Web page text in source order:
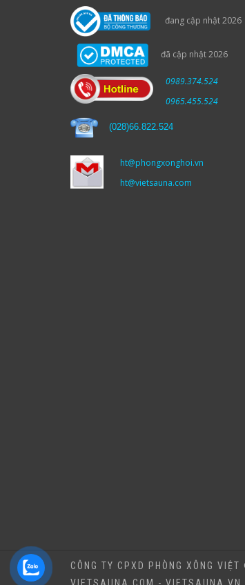
đang cập nhật 2026
đã cập nhật 2026
0989.374.524
0965.455.524
(028)66.822.524
ht@phongxonghoi.vn
ht@vietsauna.com
CÔNG TY CPXD PHÒNG XÔNG